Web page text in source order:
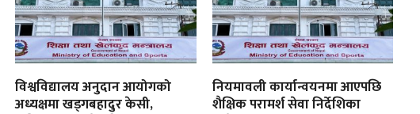
विश्वविद्यालय अनुदान आयोगको
अध्यक्षमा खड्गबहादुर केसी,
नियमावली कार्यान्वयनमा आएपछि
शैक्षिक परामर्श सेवा निर्देशिका